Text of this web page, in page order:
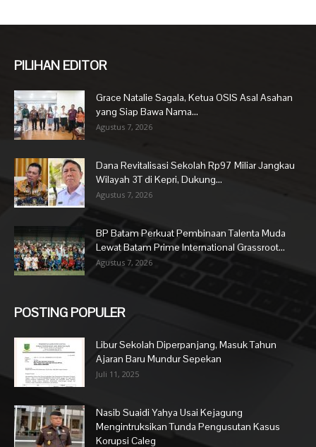
PILIHAN EDITOR
Grace Natalie Sagala, Ketua OSIS Asal Asahan
yang Siap Bawa Nama...
Agustus 7, 2026
Dana Revitalisasi Sekolah Rp97 Miliar Jangkau
Wilayah 3T di Kepri, Dukung...
Agustus 7, 2026
BP Batam Perkuat Pembinaan Talenta Muda
Lewat Batam Prime International Grassroot...
Agustus 7, 2026
POSTING POPULER
Libur Sekolah Diperpanjang, Masuk Tahun
Ajaran Baru Mundur Sepekan
Juli 11, 2025
Nasib Suaidi Yahya Usai Kejagung
Mengintruksikan Tunda Pengusutan Kasus
Korupsi Caleg